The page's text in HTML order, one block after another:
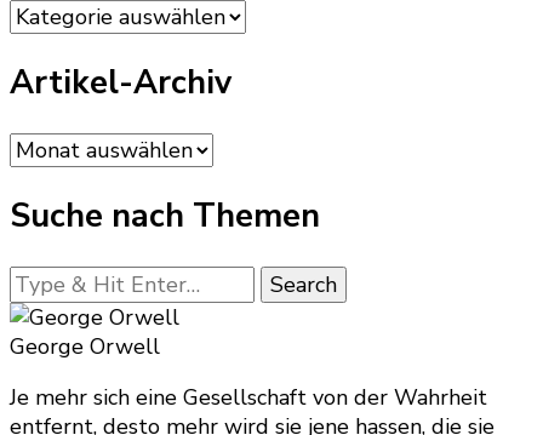
Kategorien
Artikel-Archiv
Artikel-
Archiv
Suche nach Themen
Looking
for
Something?
George Orwell
Je mehr sich eine Gesellschaft von der Wahrheit
entfernt, desto mehr wird sie jene hassen, die sie